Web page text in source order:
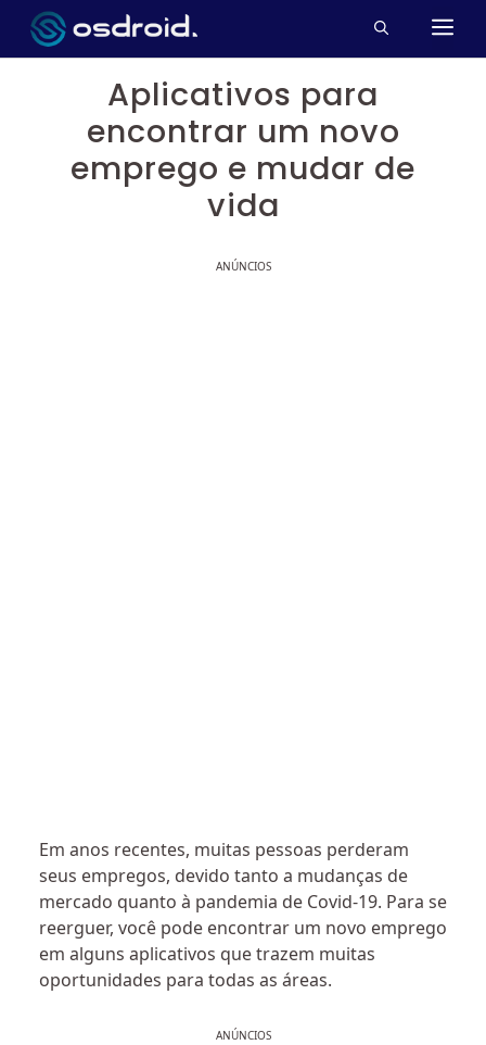
Pular
para
o
Aplicativos para
encontrar um novo
emprego e mudar de
vida
ANÚNCIOS
Em anos recentes, muitas pessoas perderam
seus empregos, devido tanto a mudanças de
mercado quanto à pandemia de Covid-19. Para se
reerguer, você pode encontrar um novo emprego
em alguns aplicativos que trazem muitas
oportunidades para todas as áreas.
ANÚNCIOS